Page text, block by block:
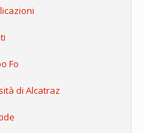
Fo
di Alcatraz